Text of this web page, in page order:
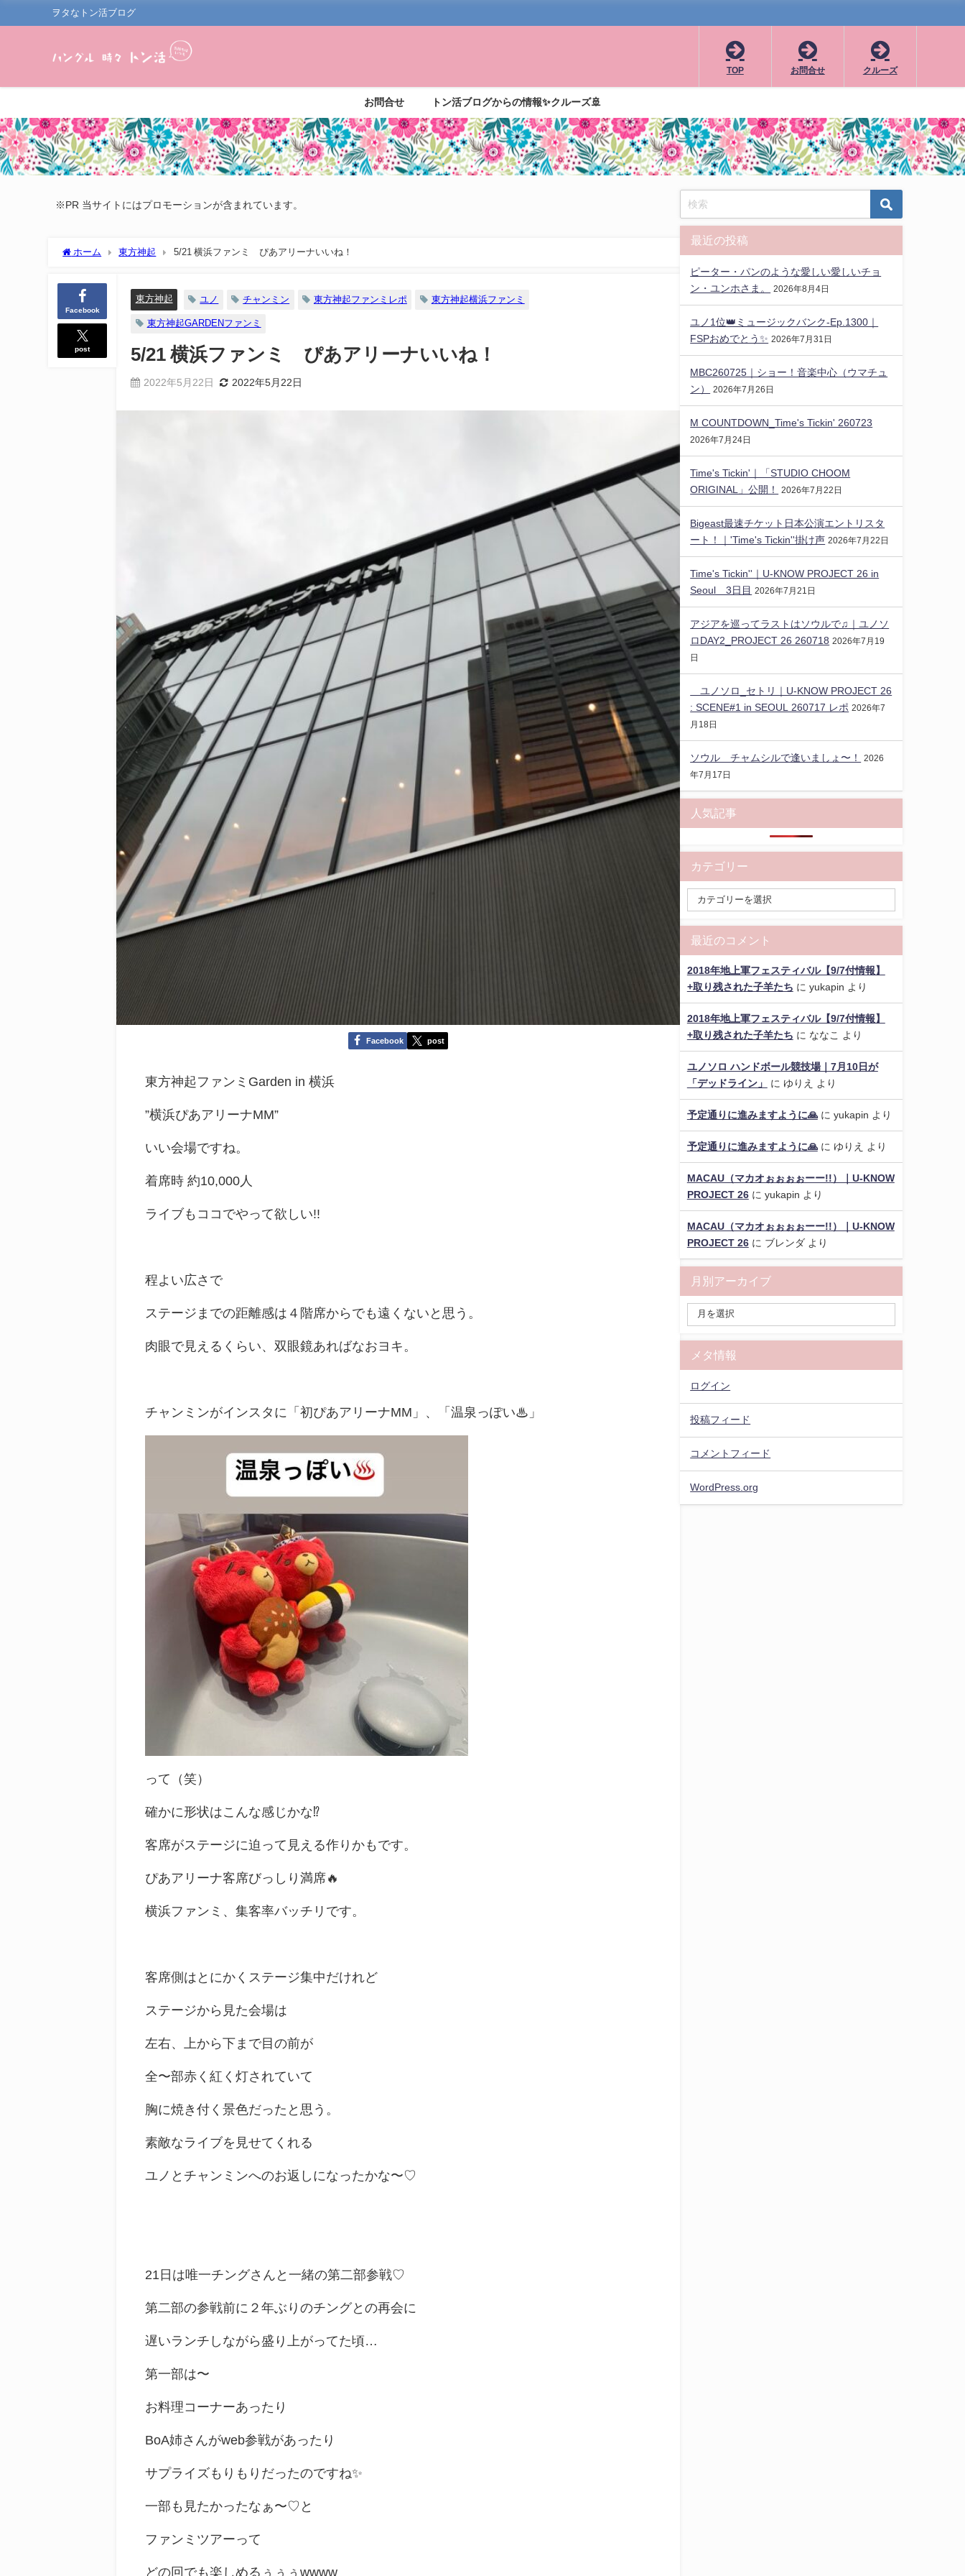
ヲタなトン活ブログ
TOP お問合せ クルーズ
お問合せ トン活ブログからの情報✨クルーズ🚢
※PR 当サイトにはプロモーションが含まれています。
ホーム 東方神起 5/21 横浜ファンミ ぴあアリーナいいね！
Facebook
post
東方神起 ユノ チャンミン 東方神起ファンミレポ 東方神起横浜ファンミ
東方神起GARDENファンミ
5/21 横浜ファンミ ぴあアリーナいいね！
2022年5月22日 2022年5月22日
Facebook post
東方神起ファンミGarden in 横浜
”横浜ぴあアリーナMM”
いい会場ですね。
着席時 約10,000人
ライブもココでやって欲しい!!
程よい広さで
ステージまでの距離感は４階席からでも遠くないと思う。
肉眼で見えるくらい、双眼鏡あればなおヨキ。
チャンミンがインスタに 「初ぴあアリーナMM」、「温泉っぽい♨」
って（笑）
確かに形状はこんな感じかな⁉︎
客席がステージに迫って見える作りかもです。
ぴあアリーナ客席びっしり満席🔥
横浜ファンミ、集客率バッチリです。
客席側はとにかくステージ集中だけれど
ステージから見た会場は
左右、上から下まで目の前が
全〜部赤く紅く灯されていて
胸に焼き付く景色だったと思う。
素敵なライブを見せてくれる
ユノとチャンミンへのお返しになったかな〜♡
21日は唯一チングさんと一緒の第二部参戦♡
第二部の参戦前に２年ぶりのチングとの再会に
遅いランチしながら盛り上がってた頃…
第一部は〜
お料理コーナーあったり
BoA姉さんがweb参戦があったり
サプライズもりもりだったのですね✨
一部も見たかったなぁ〜♡と
ファンミツアーって
どの回でも楽しめるぅぅぅwwww
最近の投稿
ピーター・パンのような愛しい愛しいチョ
ン・ユンホさま。
2026年8月4日
ユノ1位👑ミュージックバンク-Ep.1300｜
FSPおめでとう✨️ 2026年7月31日
MBC260725｜ショー！音楽中心（ウマチュ
ン）
2026年7月26日
M COUNTDOWN_Time's Tickin' 260723
2026年7月24日
Time's Tickin'｜「STUDIO CHOOM
ORIGINAL」公開！
2026年7月22日
Bigeast最速チケット日本公演エントリスタ
ート！｜'Time's Tickin''掛け声 2026年7月22日
Time's Tickin''｜U-KNOW PROJECT 26 in
Seoul 3日目 2026年7月21日
アジアを巡ってラストはソウルで♫｜ユノソ
ロDAY2_PROJECT 26 260718 2026年7月19
日
ユノソロ_セトリ｜U-KNOW PROJECT 26
: SCENE#1 in SEOUL 260717 レポ 2026年7
月18日
ソウル チャムシルで逢いましょ〜！
2026
年7月17日
人気記事
カテゴリー
最近のコメント
2018年地上軍フェスティバル【9/7付情報】
+取り残された子羊たち に yukapin より
2018年地上軍フェスティバル【9/7付情報】
+取り残された子羊たち に ななこ より
ユノソロ ハンドボール競技場｜7月10日が
「デッドライン」
に ゆりえ より
予定通りに進みますように🙏に yukapin より
予定通りに進みますように🙏に ゆりえ より
MACAU（マカオぉぉぉぉーー!!）｜U-KNOW
PROJECT 26に yukapin より
MACAU（マカオぉぉぉぉーー!!）｜U-KNOW
PROJECT 26に ブレンダより
月別アーカイブ
メタ情報
ログイン
投稿フィード
コメントフィード
WordPress.org